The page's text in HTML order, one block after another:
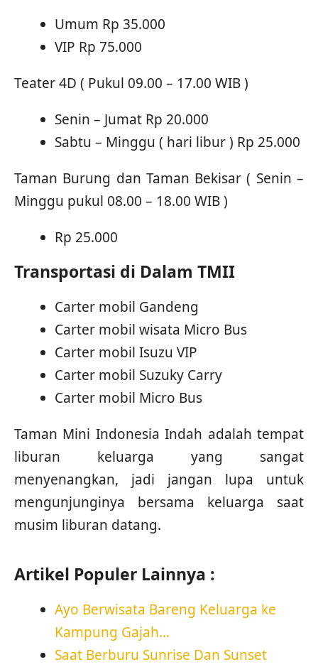
Umum Rp 35.000
VIP Rp 75.000
Teater 4D ( Pukul 09.00 – 17.00 WIB )
Senin – Jumat Rp 20.000
Sabtu – Minggu ( hari libur ) Rp 25.000
Taman Burung dan Taman Bekisar ( Senin –
Minggu pukul 08.00 – 18.00 WIB )
Rp 25.000
Transportasi di Dalam TMII
Carter mobil Gandeng
Carter mobil wisata Micro Bus
Carter mobil Isuzu VIP
Carter mobil Suzuky Carry
Carter mobil Micro Bus
Taman Mini Indonesia Indah adalah tempat
liburan keluarga yang sangat
menyenangkan, jadi jangan lupa untuk
mengunjunginya bersama keluarga saat
musim liburan datang.
Artikel Populer Lainnya :
Ayo Berwisata Bareng Keluarga ke
Kampung Gajah…
Saat Berburu Sunrise Dan Sunset